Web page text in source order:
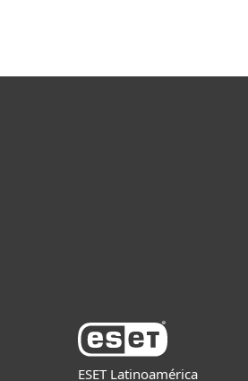
ESET Latinoamérica